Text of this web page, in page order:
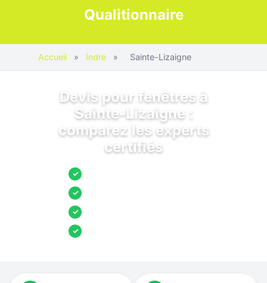
Qualitionnaire
Accueil » Indre » Sainte-Lizaigne
Devis pour fenêtres à
Sainte-Lizaigne :
comparez les experts
certifiés
✓
✓
✓
✓